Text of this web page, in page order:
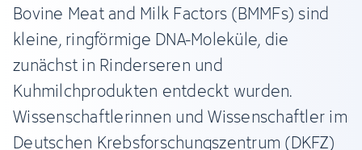
Bovine Meat and Milk Factors (BMMFs) sind
kleine, ringförmige DNA-Moleküle, die
zunächst in Rinderseren und
Kuhmilchprodukten entdeckt wurden.
Wissenschaftlerinnen und Wissenschaftler im
Deutschen Krebsforschungszentrum (DKFZ)